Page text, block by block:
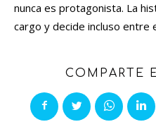
nunca es protagonista. La
cargo y decide incluso entre
COMPARTE